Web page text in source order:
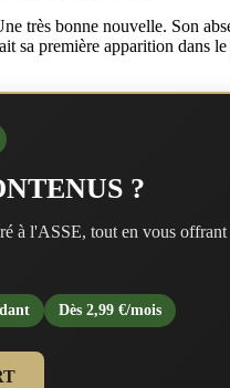
très bonne nouvelle. Son
sa première apparition dans le
?
à l'ASSE, tout en vous offrant
Dès 2,99 €/mois